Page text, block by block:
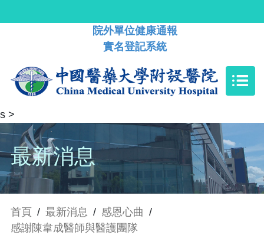
院外單位健康通報
實名登記系統
s >
最新消息
首頁 / 最新消息 / 感恩心曲 /
感謝陳韋成醫師與醫護團隊